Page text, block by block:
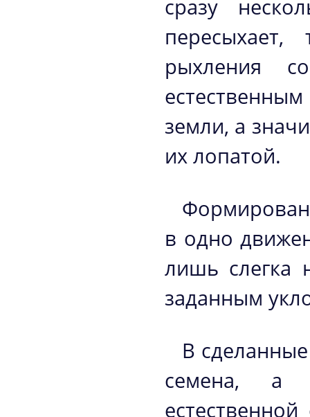
сразу
рыхления
земли, а
их лопатой.
в одно
лишь слегка
заданным
В
семена, а